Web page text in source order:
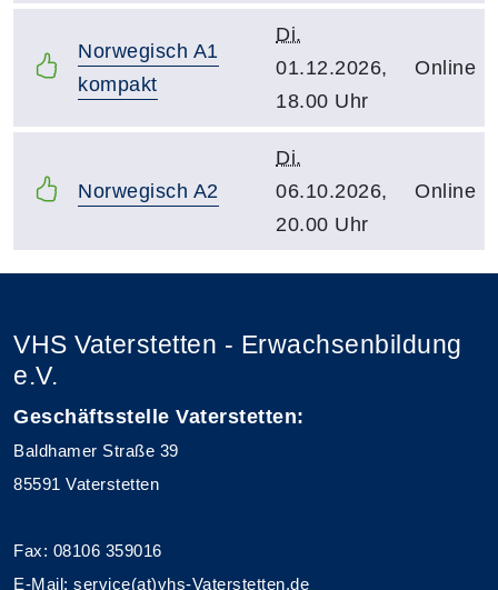
Norwegisch A1
kompakt
Di.
01.12.2026,
18.00 Uhr
Online
Norwegisch A2
Di.
06.10.2026,
20.00 Uhr
Online
VHS Vaterstetten - Erwachsenbildung
e.V.
Geschäftsstelle Vaterstetten:
Baldhamer Straße 39
85591 Vaterstetten
Fax: 08106 359016
E-Mail: service(at)vhs-Vaterstetten.de